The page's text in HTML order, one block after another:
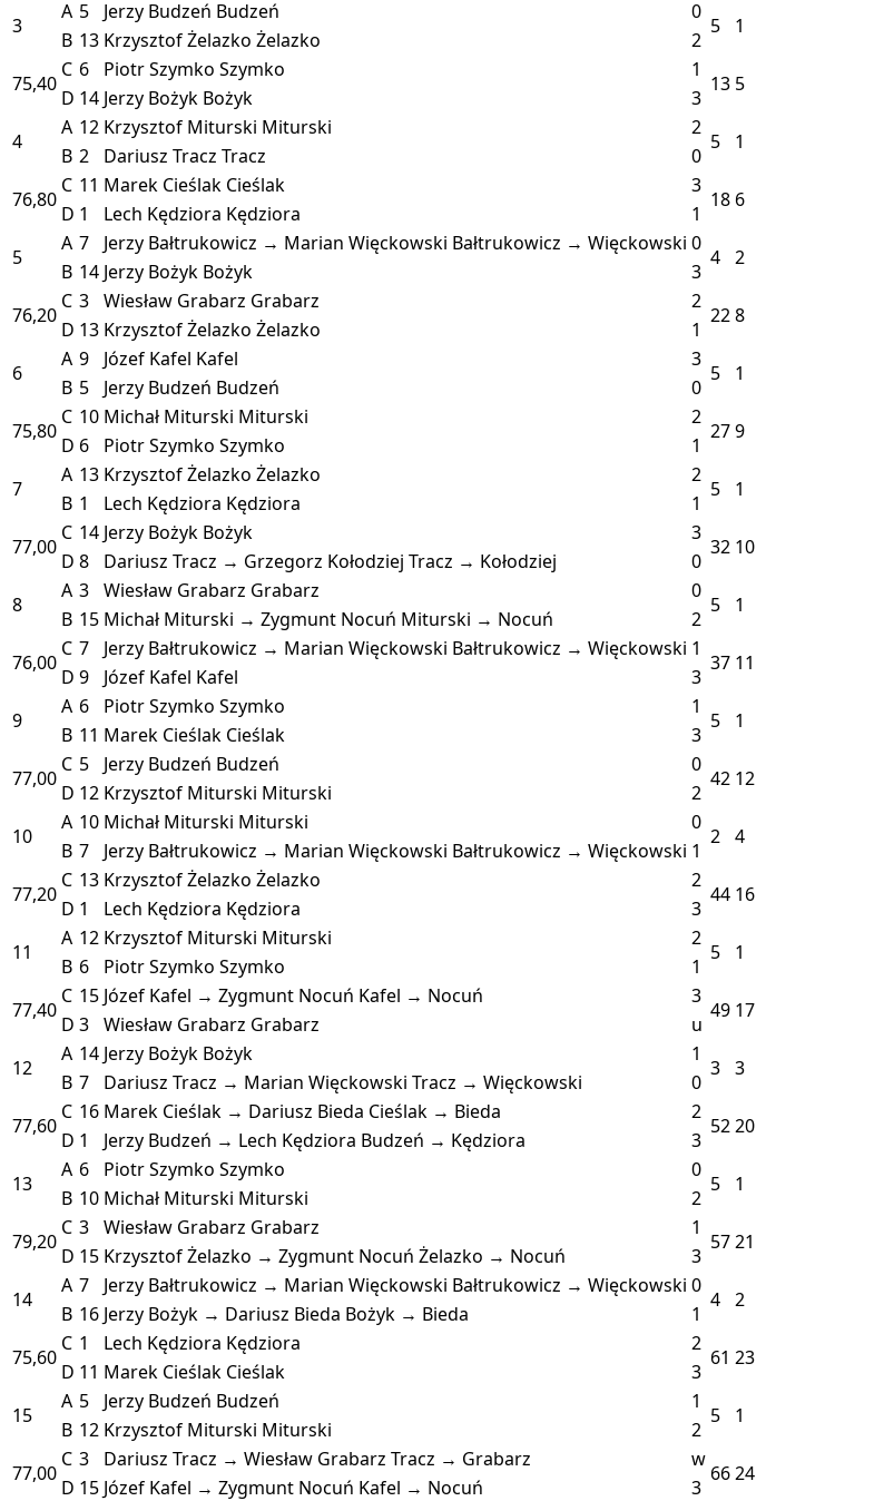
3
A 5 Jerzy Budzeń Budzeń 0
5 1
B 13 Krzysztof Żelazko Żelazko
2
75,40
C 6 Piotr Szymko Szymko 1
13 5
D 14 Jerzy Bożyk Bożyk
3
4
A 12 Krzysztof Miturski Miturski 2
5 1
B 2 Dariusz Tracz Tracz
0
76,80
C 11 Marek Cieślak Cieślak 3
18 6
D 1 Lech Kędziora Kędziora
1
5
A 7 Jerzy Bałtrukowicz → Marian Więckowski Bałtrukowicz → Więckowski 0
4 2
B 14 Jerzy Bożyk Bożyk
3
76,20
C 3 Wiesław Grabarz Grabarz 2
228
D 13 Krzysztof Żelazko Żelazko
1
6
A 9 Józef Kafel Kafel 3
5 1
B 5 Jerzy Budzeń Budzeń
0
75,80
C 10 Michał Miturski Miturski 2
279
D 6 Piotr Szymko Szymko
1
7
A 13 Krzysztof Żelazko Żelazko 2
5 1
B 1 Lech Kędziora Kędziora
1
77,00
C 14 Jerzy Bożyk Bożyk 3
32 10
D 8 Dariusz Tracz → Grzegorz Kołodziej Tracz → Kołodziej
0
8
A 3 Wiesław Grabarz Grabarz 0
5 1
B 15 Michał Miturski → Zygmunt Nocuń Miturski → Nocuń
2
76,00
C 7 Jerzy Bałtrukowicz → Marian Więckowski Bałtrukowicz → Więckowski 1
37 11
D 9 Józef Kafel Kafel
3
9
A 6 Piotr Szymko Szymko 1
5 1
B 11 Marek Cieślak Cieślak
3
77,00
C 5 Jerzy Budzeń Budzeń 0
42 12
D 12 Krzysztof Miturski Miturski
2
10
A 10 Michał Miturski Miturski 0
2 4
B 7 Jerzy Bałtrukowicz → Marian Więckowski Bałtrukowicz → Więckowski 1
77,20
C 13 Krzysztof Żelazko Żelazko 2
44 16
D 1 Lech Kędziora Kędziora
3
11
A 12 Krzysztof Miturski Miturski 2
5 1
B 6 Piotr Szymko Szymko
1
77,40
C 15 Józef Kafel → Zygmunt Nocuń Kafel → Nocuń 3
49 17
D 3 Wiesław Grabarz Grabarz
u
12
A 14 Jerzy Bożyk Bożyk 1
3 3
B 7 Dariusz Tracz → Marian Więckowski Tracz → Więckowski
0
77,60
C 16 Marek Cieślak → Dariusz Bieda Cieślak → Bieda 2
5220
D 1 Jerzy Budzeń → Lech Kędziora Budzeń → Kędziora
3
13
A 6 Piotr Szymko Szymko 0
5 1
B 10 Michał Miturski Miturski
2
79,20
C 3 Wiesław Grabarz Grabarz 1
5721
D 15 Krzysztof Żelazko → Zygmunt Nocuń Żelazko → Nocuń
3
14
A 7 Jerzy Bałtrukowicz → Marian Więckowski Bałtrukowicz → Więckowski 0
4 2
B 16 Jerzy Bożyk → Dariusz Bieda Bożyk → Bieda
1
75,60
C 1 Lech Kędziora Kędziora 2
61 23
D 11 Marek Cieślak Cieślak
3
15
A 5 Jerzy Budzeń Budzeń 1
5 1
B 12 Krzysztof Miturski Miturski
2
77,00
C 3 Dariusz Tracz → Wiesław Grabarz Tracz → Grabarz w
6624
D 15 Józef Kafel → Zygmunt Nocuń Kafel → Nocuń
3